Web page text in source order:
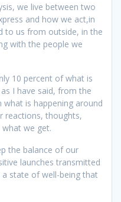
we live between two
and how we act,in
to us from outside, in the
with the people we
10 percent of what is
I have said, from the
is happening around
reactions, thoughts,
we get.
the balance of our
launches transmitted
state of well-being that